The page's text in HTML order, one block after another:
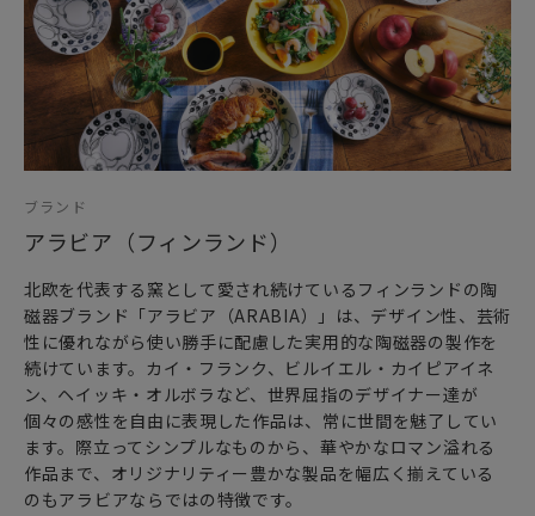
日常をさりげなく彩り、気持ちを盛り上げてくれる
「ムーミン アラビア」の「Haru」コレクション。
おにぎりやパスタ、スイーツから韓国料理まで
どんな料理を盛り付けても素敵にまとまる万能アイテムシリ
ーズです。
かに。
心を癒やすムーミンたちの食器で、心地いいお食事時間を過
カップボードにオブジェとして飾っていただくだけで
ムーミン谷を訪れた気分をお楽しみ頂ける可愛いデザインで
す。
女性・男性にかかわらず、日頃お世話になっている方、大切
な方へ
特別な記念日の心を込めた上品な贈り物や
お祝いのギフトやプレゼントとしてだけでなく
ブランド
アラビア（フィンランド）
北欧を代表する窯として愛され続けているフィンランドの陶
磁器ブランド「アラビア（ARABIA）」は、デザイン性、芸術
性に優れながら使い勝手に配慮した実用的な陶磁器の製作を
続けています。カイ・フランク、ビルイエル・カイピアイネ
ン、ヘイッキ・オルボラなど、世界屈指のデザイナー達が
個々の感性を自由に表現した作品は、常に世間を魅了してい
ます。際立ってシンプルなものから、華やかなロマン溢れる
作品まで、オリジナリティー豊かな製品を幅広く揃えている
のもアラビアならではの特徴です。